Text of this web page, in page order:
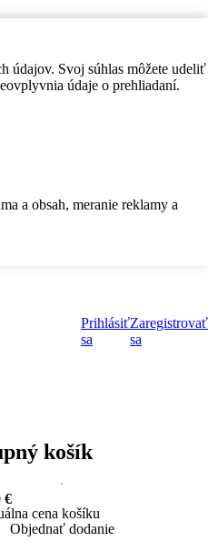
údajov. Svoj súhlas môžete udeliť
údaje o prehliadaní.
a obsah, meranie reklamy a
Prihlásiť
sa
Zaregistrovať
sa
košík
€Aktuálna cena košíku
€
cena košíku
Objednať dodanie